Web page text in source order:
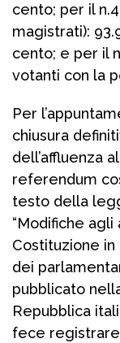
cento; per il
magistrati):
cento; e per il
votanti con la
Per
chiusura
dell’affluenza
referendum
testo della
“Modifiche
Costituzione
dei
pubblicato
Repubblica
fece registrare